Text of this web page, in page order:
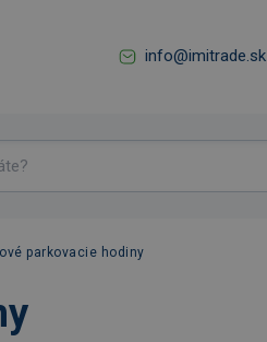
info@imitrade.sk
parkovacie hodiny